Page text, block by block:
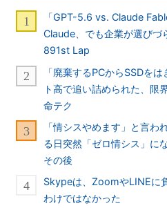
「GPT-5.6 vs. Claude
Claude、でも企業が選びづ
891st Lap
「廃棄するPCからSSDを
ト高で追い詰められた、限
命テク
「情シスやめます」と言
る日突然「ゼロ情シス」に
その後
Skypeは、ZoomやLINEに
わけではなかった